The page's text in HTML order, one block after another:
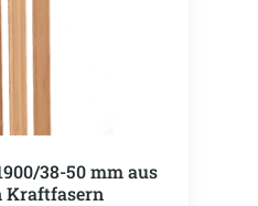
38-50 mm aus
Kraftfasern